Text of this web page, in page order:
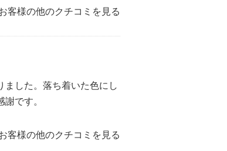
客様の他のクチコミを見る
ました。落ち着いた色にし
です。
客様の他のクチコミを見る